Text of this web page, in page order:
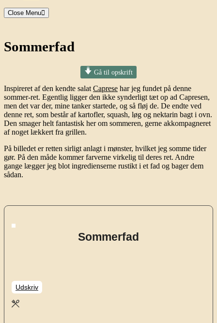
Close Menu
Sommerfad
Gå til opskrift
Inspireret af den kendte salat Caprese har jeg fundet på denne
sommer-ret. Egentlig ligger den ikke synderligt tæt op ad Capresen,
men det var der, mine tanker startede, og så fløj de. De endte ved
denne ret, som består af kartofler, squash, løg og nektarin bagt i ovn.
Den smager helt fantastisk her om sommeren, gerne akkompagneret
af noget lækkert fra grillen.
På billedet er retten sirligt anlagt i mønster, hvilket jeg somme tider
gør. På den måde kommer farverne virkelig til deres ret. Andre
gange lægger jeg blot ingredienserne rustikt i et fad og bager dem
sådan.
Sommerfad
Udskriv